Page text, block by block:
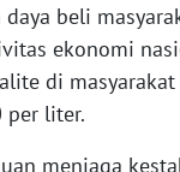
beli
ekonomi
di
per liter.
menjaga